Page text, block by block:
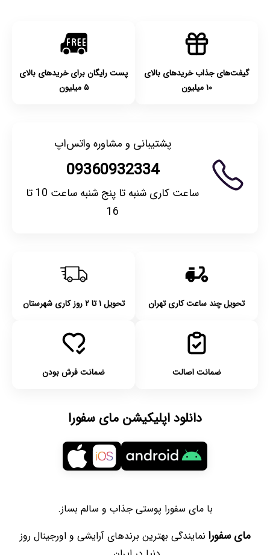
گیفت‌های جذاب خریدهای بالای
۱۰ میلیون
پست رایگان برای خریدهای بالای
۵ میلیون
پشتیبانی و مشاوره واتس‌اپ
09360932334
ساعت کاری شنبه تا پنج شنبه ساعت 10 تا
16
تحویل چند ساعت کاری تهران تحویل ۱ تا ۲ روز کاری شهرستان
ضمانت اصالت ضمانت فرش بودن
دانلود اپلیکیشن مای سفورا
با مای سفورا پوستی جذاب و سالم بساز.
مای سفورا نمایندگی بهترین برندهای آرایشی و اورجینال روز